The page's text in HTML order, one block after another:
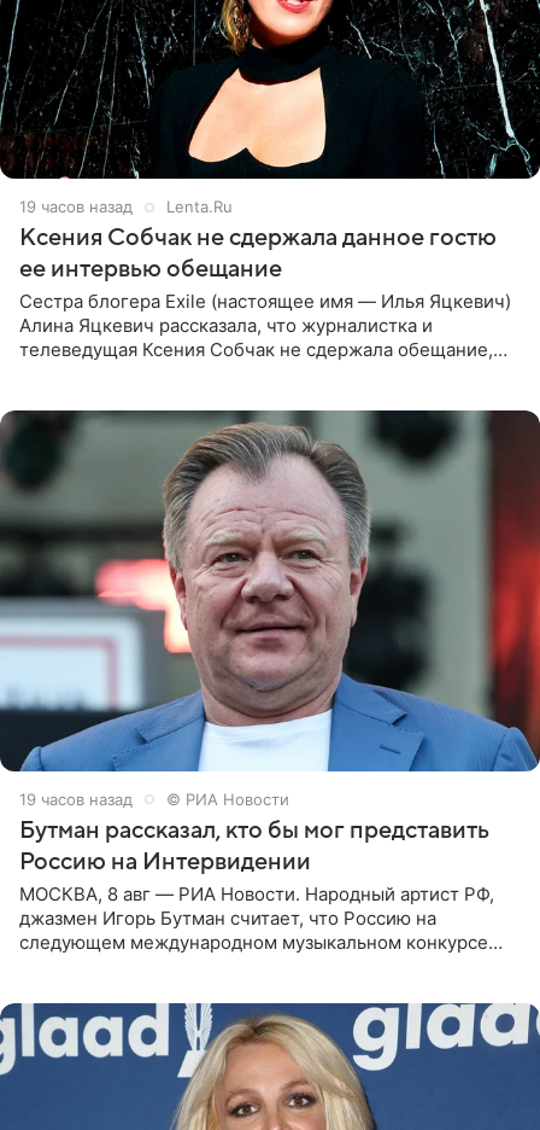
19 часов назад Lenta.Ru
Ксения Собчак не сдержала данное гостю
ее интервью обещание
Сестра блогера Exile (настоящее имя — Илья Яцкевич)
Алина Яцкевич рассказала, что журналистка и
телеведущая Ксения Собчак не сдержала обещание,
19 часов назад © РИА Новости
Бутман рассказал, кто бы мог представить
Россию на Интервидении
МОСКВА, 8 авг — РИА Новости. Народный артист РФ,
джазмен Игорь Бутман считает, что Россию на
следующем международном музыкальном конкурсе